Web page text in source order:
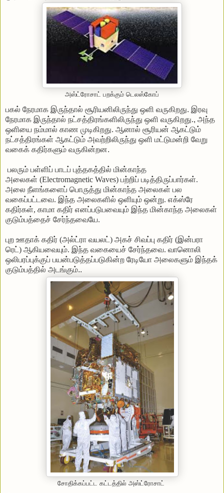
அஸ்ட்ரோசாட் பறக்கும் டெலஸ்கோப்
பகல் நேரமாக இருந்தால் சூரியனிலிருந்து ஒளி வருகிறது. இரவு
நேரமாக இருந்தால் நட்சத்திரங்களிலிருந்து ஒளி வருகிறது., அந்த
ஒளியை நம்மால் காண முடிகிறது. ஆனால் சூரியன் ஆகட்டும்
நட்சத்திரங்கள் ஆகட்டும் அவற்றிலிருந்து ஒளி மட்டுமன்றி வேறு
வகைக் கதிர்களும் வருகின்றன.
பலரும் பள்ளிப் பாடப் புத்தகத்தில் மின்காந்த
அலைகள் (Electromagnetic Waves) பற்றிப் படித்திருப்பார்கள்.
அலை நீளங்களைப் பொருத்து மின்காந்த அலைகள் பல
வகைப்பட்டவை. இந்த அலைகளில் ஒளியும் ஒன்று. எக்ஸ்ரே
கதிர்கள், காமா கதிர் எனப்படுபவையும் இந்த மின்காந்த அலைகள்
குடும்பத்தைச் சேர்ந்தவையே.
புற ஊதாக் கதிர் (அல்ட்ரா வயலட் ) அகச் சிவப்பு கதிர் (இன்பரா
ரெட் ) ஆகியவையும். இந்த வகையைச் சேர்ந்தவை. வானொலி
ஒலிபரப்புக்குப் பயன்படுத்தப்படுகின்ற ரேடியோ அலைகளும் இந்தக்
குடும்பத்தில் அடங்கும்..
சோதிக்கப்பட்ட கட்டத்தில் அஸ்ட்ரோசாட்